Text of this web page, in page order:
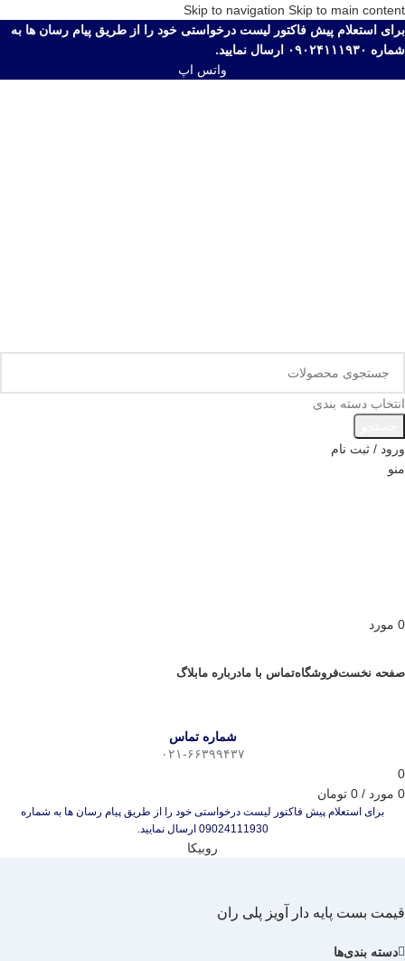
Skip to navigation Skip to main content
برای استعلام پیش فاکتور لیست درخواستی خود را از طریق پیام رسان ها به
شماره ۰۹۰۲۴۱۱۱۹۳۰ ارسال نمایید.
واتس اپ
انتخاب دسته بندی
ورود / ثبت نام
منو
0 مورد
صفحه نخستفروشگاهتماس با مادرباره مابلاگ
شماره تماس
۰۲۱-۶۶۳۹۹۴۳۷
0
0 مورد /
0 تومان
برای استعلام پیش فاکتور لیست درخواستی خود را از طریق پیام رسان ها به شماره
09024111930 ارسال نمایید.
روبیکا
قیمت بست پایه دار آویز پلی ران
دسته بندی‌ها